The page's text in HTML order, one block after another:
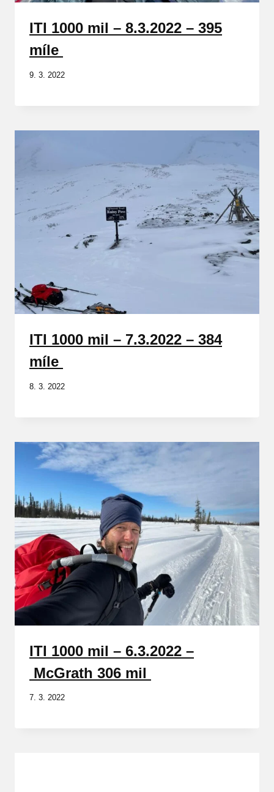
ITI 1000 mil – 8.3.2022 – 395
míle
9. 3. 2022
ITI 1000 mil – 7.3.2022 – 384
míle
8. 3. 2022
ITI 1000 mil – 6.3.2022 –
McGrath 306 mil
7. 3. 2022